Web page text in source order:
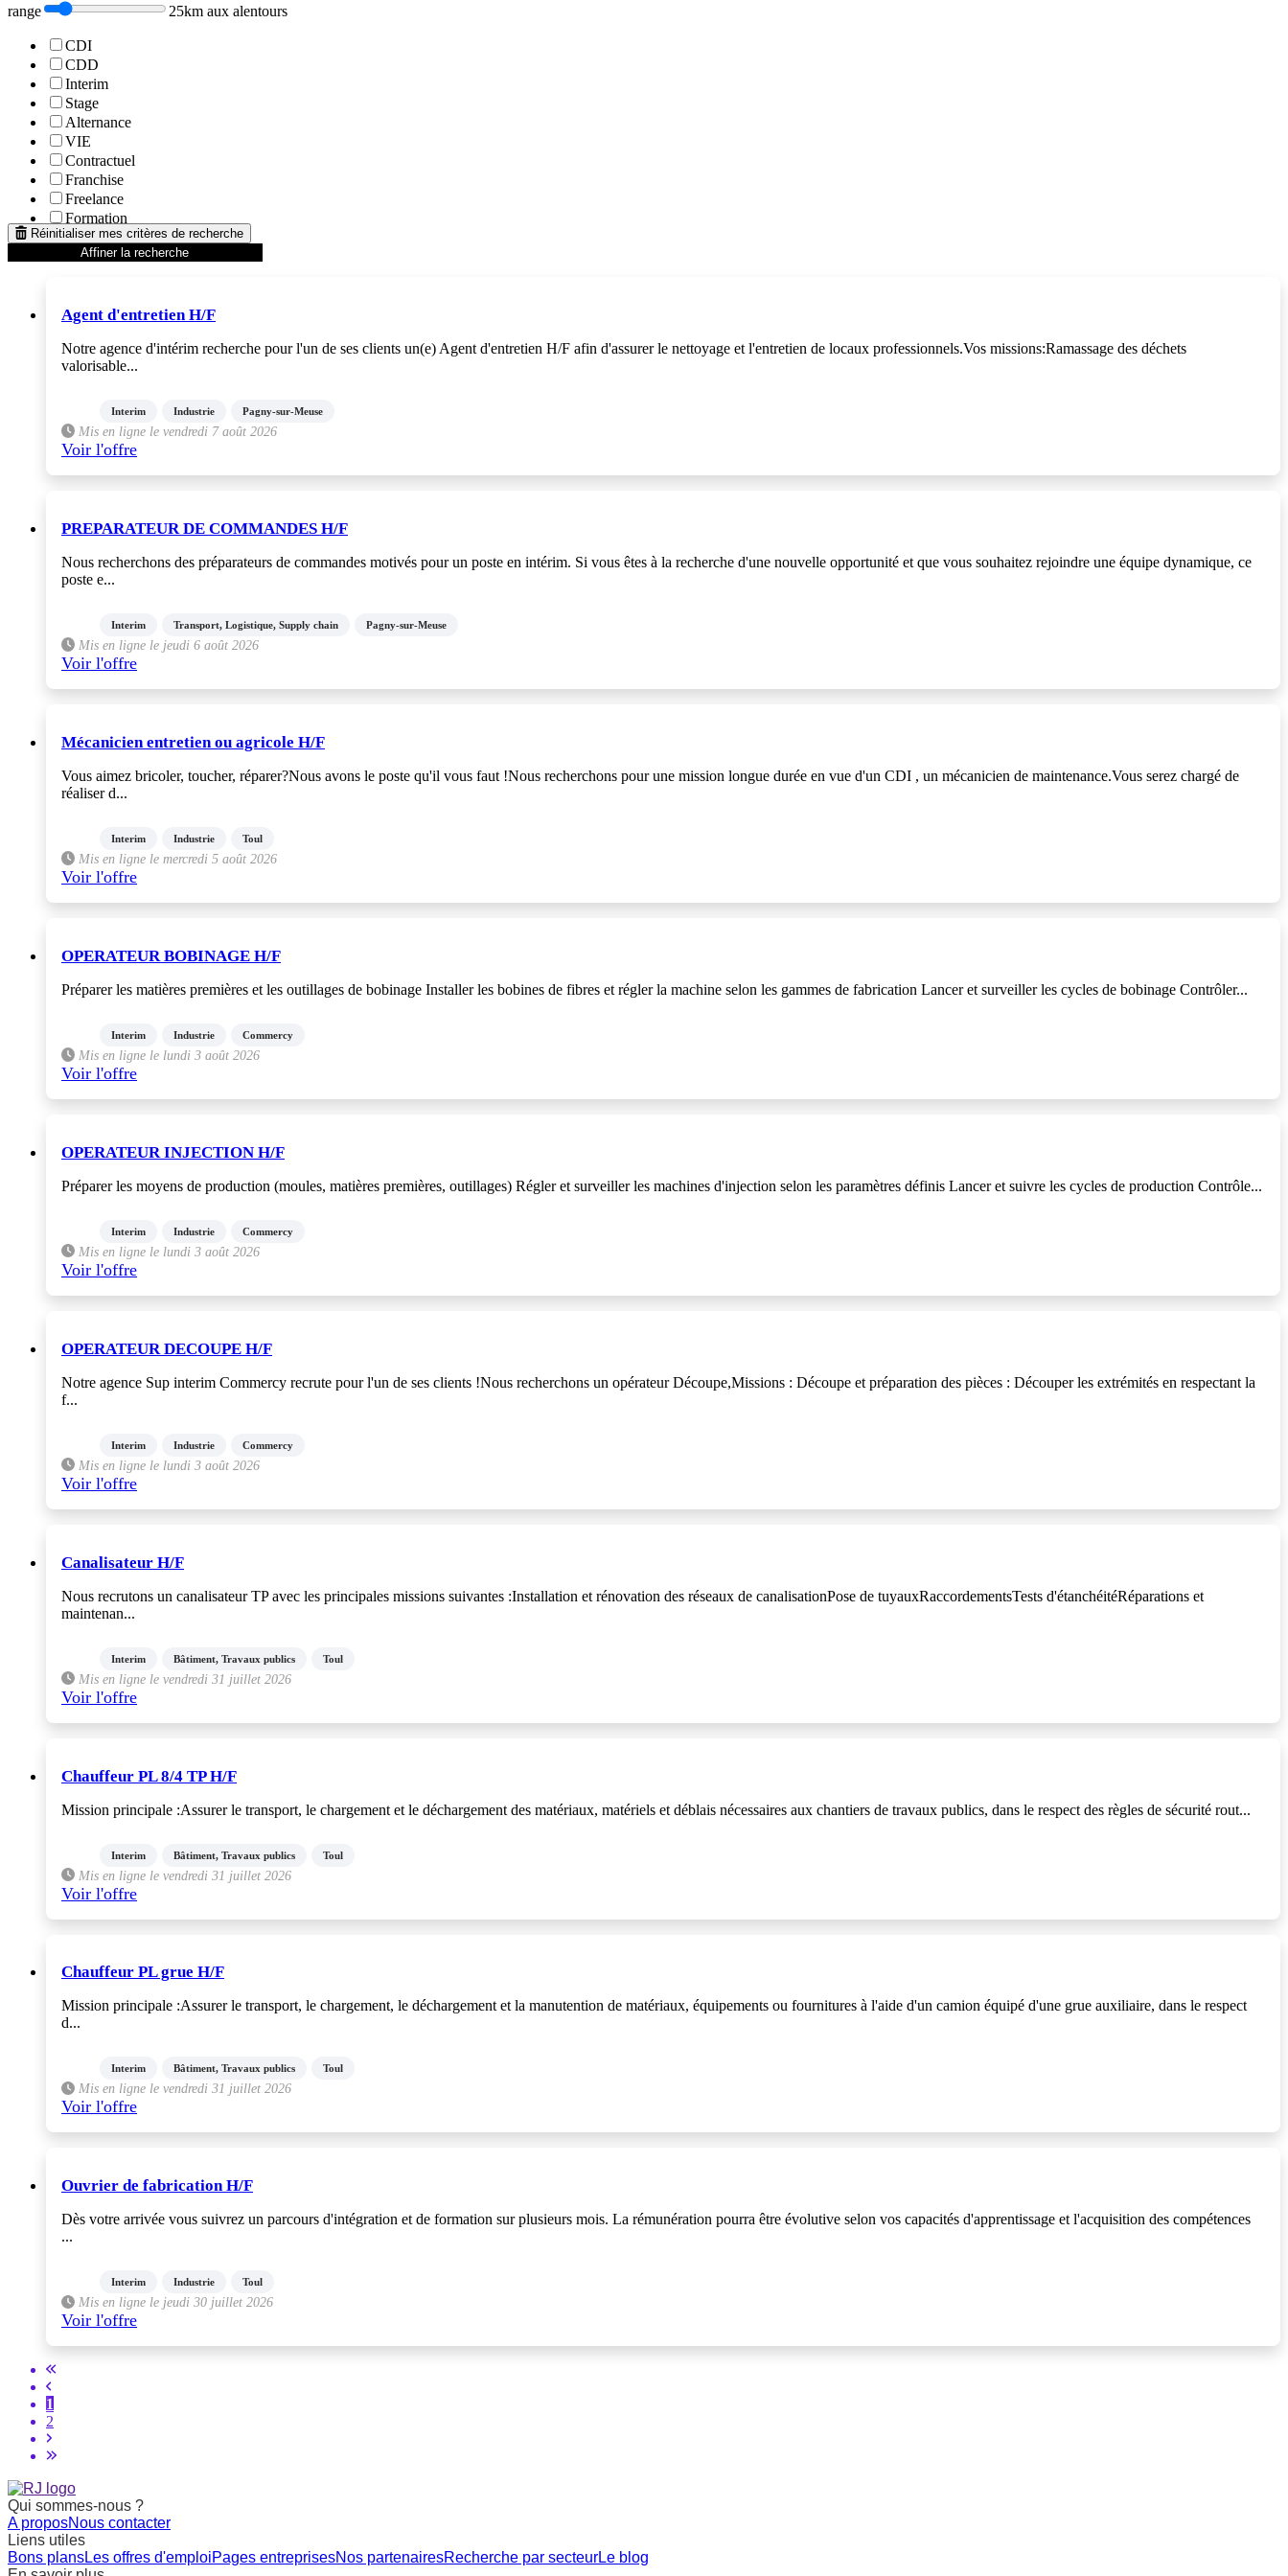
range 25km aux alentours
CDI
CDD
Interim
Stage
Alternance
VIE
Contractuel
Franchise
Freelance
Formation
Réinitialiser mes critères de recherche
Affiner la recherche
Agent d'entretien H/F
Notre agence d'intérim recherche pour l'un de ses clients un(e) Agent d'entretien H/F afin d'assurer le nettoyage et l'entretien de locaux professionnels.Vos missions:Ramassage des déchets
valorisable...
Interim Industrie Pagny-sur-Meuse
Mis en ligne le vendredi 7 août 2026
Voir l'offre
PREPARATEUR DE COMMANDES H/F
Nous recherchons des préparateurs de commandes motivés pour un poste en intérim. Si vous êtes à la recherche d'une nouvelle opportunité et que vous souhaitez rejoindre une équipe dynamique, ce
poste e...
Interim Transport, Logistique, Supply chain Pagny-sur-Meuse
Mis en ligne le jeudi 6 août 2026
Voir l'offre
Mécanicien entretien ou agricole H/F
Vous aimez bricoler, toucher, réparer?Nous avons le poste qu'il vous faut !Nous recherchons pour une mission longue durée en vue d'un CDI , un mécanicien de maintenance.Vous serez chargé de
réaliser d...
Interim Industrie Toul
Mis en ligne le mercredi 5 août 2026
Voir l'offre
OPERATEUR BOBINAGE H/F
Préparer les matières premières et les outillages de bobinage Installer les bobines de fibres et régler la machine selon les gammes de fabrication Lancer et surveiller les cycles de bobinage Contrôler...
Interim Industrie Commercy
Mis en ligne le lundi 3 août 2026
Voir l'offre
OPERATEUR INJECTION H/F
Préparer les moyens de production (moules, matières premières, outillages) Régler et surveiller les machines d'injection selon les paramètres définis Lancer et suivre les cycles de production Contrôle...
Interim Industrie Commercy
Mis en ligne le lundi 3 août 2026
Voir l'offre
OPERATEUR DECOUPE H/F
Notre agence Sup interim Commercy recrute pour l'un de ses clients !Nous recherchons un opérateur Découpe,Missions : Découpe et préparation des pièces : Découper les extrémités en respectant la
f...
Interim Industrie Commercy
Mis en ligne le lundi 3 août 2026
Voir l'offre
Canalisateur H/F
Nous recrutons un canalisateur TP avec les principales missions suivantes :Installation et rénovation des réseaux de canalisationPose de tuyauxRaccordementsTests d'étanchéitéRéparations et
maintenan...
Interim Bâtiment, Travaux publics Toul
Mis en ligne le vendredi 31 juillet 2026
Voir l'offre
Chauffeur PL 8/4 TP H/F
Mission principale :Assurer le transport, le chargement et le déchargement des matériaux, matériels et déblais nécessaires aux chantiers de travaux publics, dans le respect des règles de sécurité rout...
Interim Bâtiment, Travaux publics Toul
Mis en ligne le vendredi 31 juillet 2026
Voir l'offre
Chauffeur PL grue H/F
Mission principale :Assurer le transport, le chargement, le déchargement et la manutention de matériaux, équipements ou fournitures à l'aide d'un camion équipé d'une grue auxiliaire, dans le respect
d...
Interim Bâtiment, Travaux publics Toul
Mis en ligne le vendredi 31 juillet 2026
Voir l'offre
Ouvrier de fabrication H/F
Dès votre arrivée vous suivrez un parcours d'intégration et de formation sur plusieurs mois. La rémunération pourra être évolutive selon vos capacités d'apprentissage et l'acquisition des compétences
...
Interim Industrie Toul
Mis en ligne le jeudi 30 juillet 2026
Voir l'offre
1
2
Qui sommes-nous ?
A proposNous contacter
Liens utiles
Bons plansLes offres d'emploiPages entreprisesNos partenairesRecherche par secteurLe blog